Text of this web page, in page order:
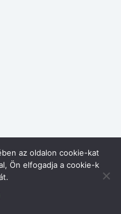
az oldalon cookie-kat
Ön elfogadja a cookie-k